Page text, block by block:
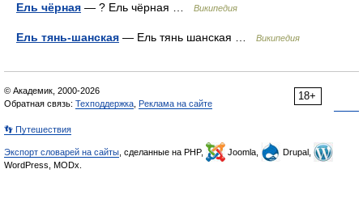
Ель чёрная — ? Ель чёрная … Википедия
Ель тянь-шанская — Ель тянь шанская … Википедия
18+
© Академик, 2000-2026
Обратная связь: Техподдержка Реклама на сайте
👣 Путешествия
Экспорт словарей на сайты , сделанные на PHP, Joomla,
Drupal,
WordPress, MODx.